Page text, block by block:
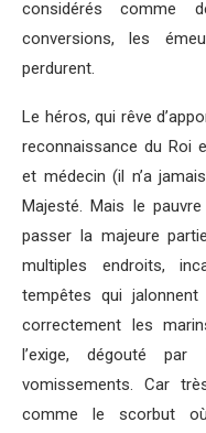
considérés comme
conversions, les
perdurent.
Le héros, qui rêve
reconnaissance du Roi
et médecin (il n’a
Majesté. Mais le
passer la majeure
multiples endroits,
tempêtes qui
correctement les
l’exige, dégouté par
vomissements. Car
comme le scorbut